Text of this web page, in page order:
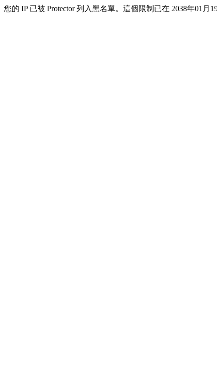
您的 IP 已被 Protector 列入黑名單。這個限制已在 2038年01月